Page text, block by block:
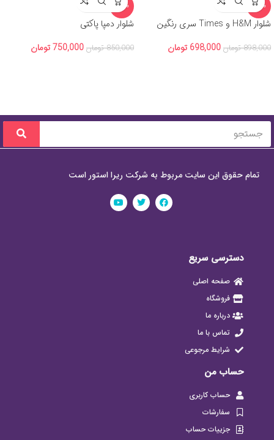
-22%
شلوار H&M و Times سری رنگین
898,000 تومان 698,000 تومان
-12%
شلوار دمپا پاکتی
850,000 تومان 750,000تومان
تمام حقوق این سایت مربوط به شرکت ریرا استور است
دسترسی سریع
صفحه اصلی
فروشگاه
درباره ما
تماس با ما
شرایط مرجوعی
حساب من
حساب کاربری
سفارشات
جزییات حساب